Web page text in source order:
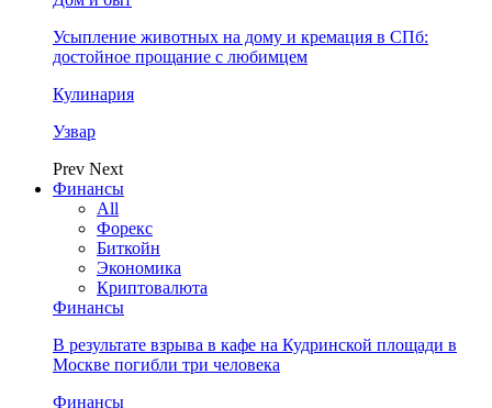
Усыпление животных на дому и кремация в СПб:
достойное прощание с любимцем
Кулинария
Узвар
Prev Next
Финансы
All
Форекс
Биткойн
Экономика
Криптовалюта
Финансы
В результате взрыва в кафе на Кудринской площади в
Москве погибли три человека
Финансы